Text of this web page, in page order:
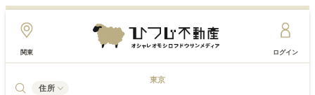
関東 ログイン
住所
東京